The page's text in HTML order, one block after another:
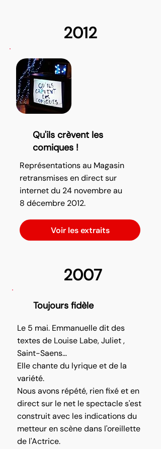
2012
Qu'ils crèvent les
comiques !
Représentations au Magasin
retransmises en direct sur
internet du 24 novembre au
8 décembre 2012.
Voir les extraits
2007
Toujours fidèle
Le 5 mai. Emmanuelle dit des
textes de Louise Labe, Juliet ,
Saint-Saens…
Elle chante du lyrique et de la
variété.
Nous avons répété, rien fixé et en
direct sur le net le spectacle s'est
construit avec les indications du
metteur en scène dans l'oreillette
de l'Actrice.